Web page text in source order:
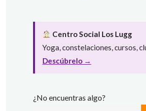
Centro Social Los Lugg
Yoga, constelaciones, cursos,
Descúbrelo →
¿No encuentras algo?